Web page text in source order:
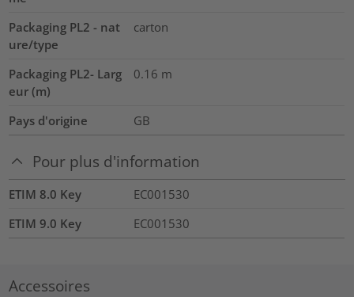
Packaging PL2 - nat
ure/type
carton
Packaging PL2- Larg
eur (m)
0.16 m
Pays d'origine GB
Pour plus d'information
ETIM 8.0 Key
EC001530
ETIM 9.0 Key
EC001530
Accessoires